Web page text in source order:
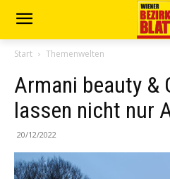
Start Themenwelten
Armani beauty &
lassen nicht nur
20/12/2022